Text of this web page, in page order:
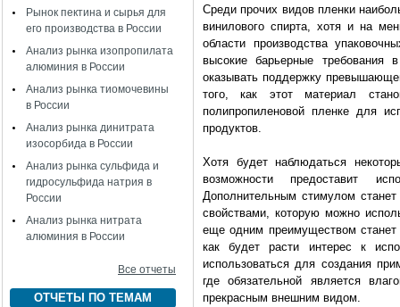
Рынок пектина и сырья для
его производства в России
Анализ рынка изопропилата
алюминия в России
Анализ рынка тиомочевины
в России
Анализ рынка динитрата
изосорбида в России
Анализ рынка сульфида и
гидросульфида натрия в
России
Анализ рынка нитрата
алюминия в России
Все отчеты
ОТЧЕТЫ ПО ТЕМАМ
Среди прочих видов пленки
винилового спирта, хотя и на
области производства
высокие барьерные требования
оказывать поддержку
того, как этот материал
полипропиленовой пленке для
продуктов.
Хотя будет наблюдаться
возможности предоставит
Дополнительным стимулом
свойствами, которую можно
еще одним преимуществом станет
как будет расти интерес к
использоваться для создания
где обязательной является
прекрасным внешним видом.